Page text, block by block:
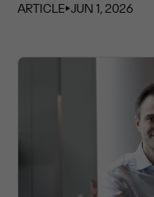
ARTICLE⏵JUN 1, 2026